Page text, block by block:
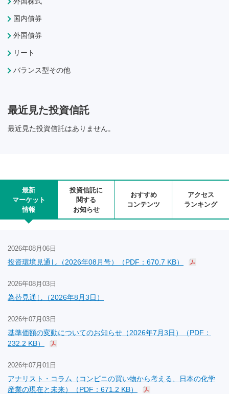
国内債券
外国債券
リート
バランス型その他
最近見た投資信託
最近見た投資信託はありません。
最新
マーケット
情報
投資信託に
関する
お知らせ
おすすめ
コンテンツ
アクセス
ランキング
2026年08月06日
投資環境見通し（2026年08月号）（PDF：670.7 KB）
2026年08月03日
為替見通し（2026年8月3日）
2026年07月03日
基準価額の変動についてのお知らせ（2026年7月3日）（PDF：
232.2 KB）
2026年07月01日
アナリスト・コラム（コンビニの買い物から考える、日本の化学
産業の現在と未来）（PDF：671.2 KB）